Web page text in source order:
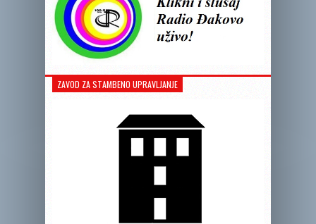
ZAVOD ZA STAMBENO UPRAVLJANJE